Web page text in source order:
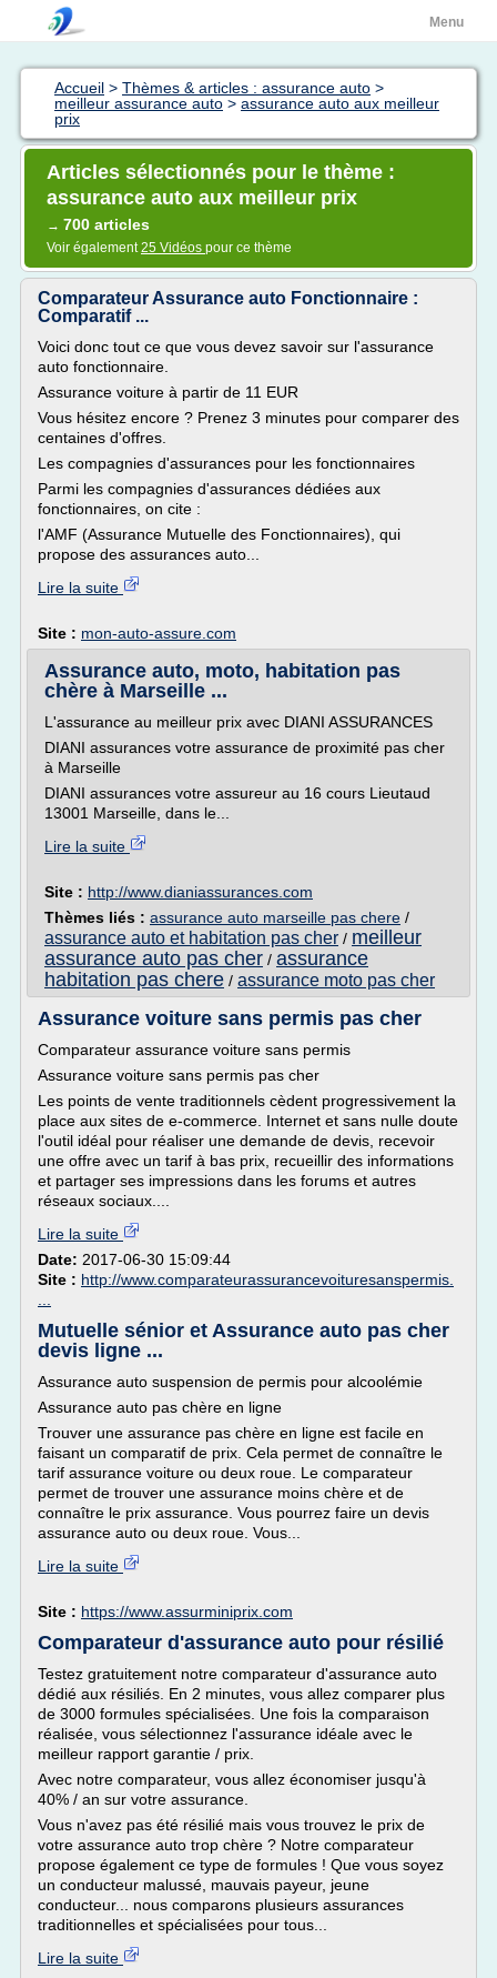
Menu
Accueil > Thèmes & articles : assurance auto >
meilleur assurance auto > assurance auto aux meilleur
prix
Articles sélectionnés pour le thème :
assurance auto aux meilleur prix
→ 700 articles
Voir également25 Vidéos pour ce thème
Comparateur Assurance auto Fonctionnaire :
Comparatif ...
Voici donc tout ce que vous devez savoir sur l'assurance
auto fonctionnaire.
Assurance voiture à partir de 11 EUR
Vous hésitez encore ? Prenez 3 minutes pour comparer des
centaines d'offres.
Les compagnies d'assurances pour les fonctionnaires
Parmi les compagnies d'assurances dédiées aux
fonctionnaires, on cite :
l'AMF (Assurance Mutuelle des Fonctionnaires), qui
propose des assurances auto...
Lire la suite
Site : mon-auto-assure.com
Assurance auto, moto, habitation pas
chère à Marseille ...
L'assurance au meilleur prix avec DIANI ASSURANCES
DIANI assurances votre assurance de proximité pas cher
à Marseille
DIANI assurances votre assureur au 16 cours Lieutaud
13001 Marseille, dans le...
Lire la suite
Site : http://www.dianiassurances.com
Thèmes liés : assurance auto marseille pas chere /
assurance auto et habitation pas cher / meilleur
assurance auto pas cher / assurance
habitation pas chere / assurance moto pas cher
Assurance voiture sans permis pas cher
Comparateur assurance voiture sans permis
Assurance voiture sans permis pas cher
Les points de vente traditionnels cèdent progressivement la
place aux sites de e-commerce. Internet et sans nulle doute
l'outil idéal pour réaliser une demande de devis, recevoir
une offre avec un tarif à bas prix, recueillir des informations
et partager ses impressions dans les forums et autres
réseaux sociaux....
Lire la suite
Date: 2017-06-30 15:09:44
Site : http://www.comparateurassurancevoituresanspermis.
Mutuelle sénior et Assurance auto pas cher
devis ligne ...
Assurance auto suspension de permis pour alcoolémie
Assurance auto pas chère en ligne
Trouver une assurance pas chère en ligne est facile en
faisant un comparatif de prix. Cela permet de connaître le
tarif assurance voiture ou deux roue. Le comparateur
permet de trouver une assurance moins chère et de
connaître le prix assurance. Vous pourrez faire un devis
assurance auto ou deux roue. Vous...
Lire la suite
Site : https://www.assurminiprix.com
Comparateur d'assurance auto pour résilié
Testez gratuitement notre comparateur d'assurance auto
dédié aux résiliés. En 2 minutes, vous allez comparer plus
de 3000 formules spécialisées. Une fois la comparaison
réalisée, vous sélectionnez l'assurance idéale avec le
meilleur rapport garantie / prix.
Avec notre comparateur, vous allez économiser jusqu'à
40% / an sur votre assurance.
Vous n'avez pas été résilié mais vous trouvez le prix de
votre assurance auto trop chère ? Notre comparateur
propose également ce type de formules ! Que vous soyez
un conducteur malussé, mauvais payeur, jeune
conducteur... nous comparons plusieurs assurances
traditionnelles et spécialisées pour tous...
Lire la suite